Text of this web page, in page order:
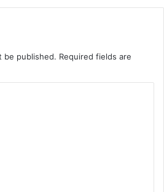
be published. Required fields are